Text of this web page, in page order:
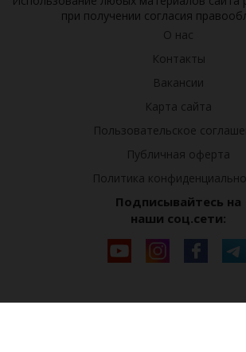
при получении согласия
О нас
Контакты
Вакансии
Карта сайта
Пользовательское
Публичная оферта
Политика
Подписывайтесь на
наши соц.сети: